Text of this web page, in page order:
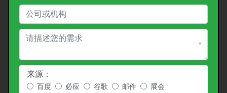
*
来源：
百度 必应 谷歌 邮件
展会